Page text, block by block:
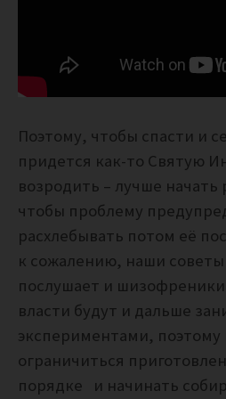
Поэтому, чтобы спасти и
придется как-то Святую
возродить – лучше
чтобы проблему
расхлебывать потом её
к сожалению, наши
послушает и шизофреники
власти будут и дальше
экспериментами, поэтому
ограничиться
порядке и начинать